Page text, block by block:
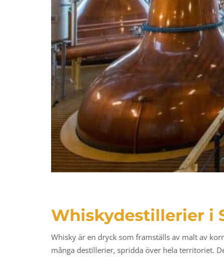
Whiskydestillerier i
Whisky är en dryck som framställs av malt av
många destillerier, spridda över hela territoriet.